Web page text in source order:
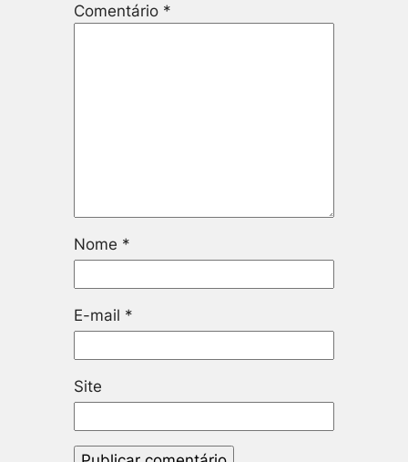
Comentário *
Nome *
E-mail *
Site